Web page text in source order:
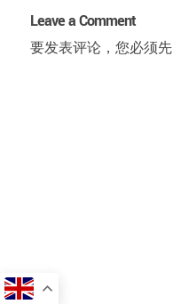
Leave a Comment
要发表评论，您必须先